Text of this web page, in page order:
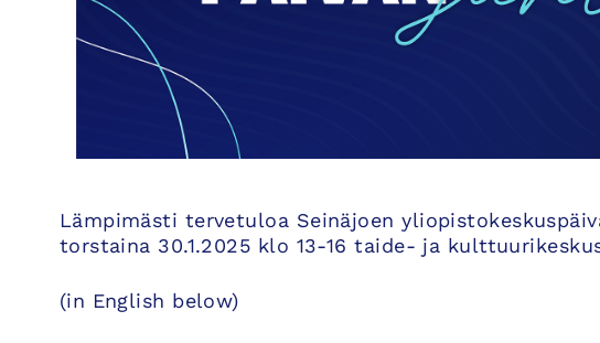
Lämpimästi tervetuloa Seinäjoen
torstaina 30.1.2025 klo 13-16 taide- ja
(in English below)